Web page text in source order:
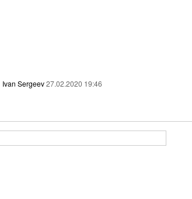
Ivan Sergeev27.02.2020 19:46